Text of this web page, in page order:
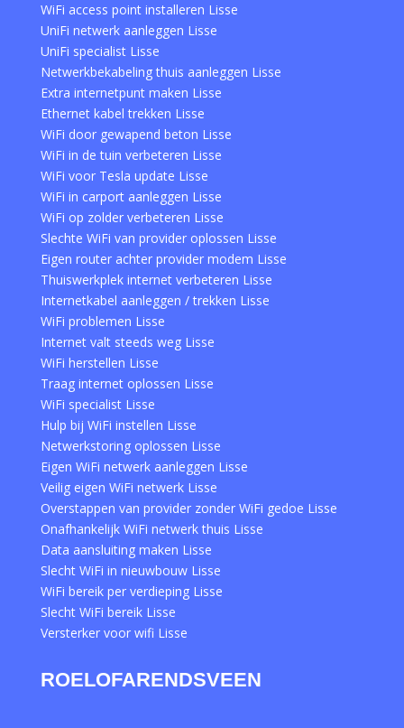
WiFi access point installeren Lisse
UniFi netwerk aanleggen Lisse
UniFi specialist Lisse
Netwerkbekabeling thuis aanleggen Lisse
Extra internetpunt maken Lisse
Ethernet kabel trekken Lisse
WiFi door gewapend beton Lisse
WiFi in de tuin verbeteren Lisse
WiFi voor Tesla update Lisse
WiFi in carport aanleggen Lisse
WiFi op zolder verbeteren Lisse
Slechte WiFi van provider oplossen Lisse
Eigen router achter provider modem Lisse
Thuiswerkplek internet verbeteren Lisse
Internetkabel aanleggen / trekken Lisse
WiFi problemen Lisse
Internet valt steeds weg Lisse
WiFi herstellen Lisse
Traag internet oplossen Lisse
WiFi specialist Lisse
Hulp bij WiFi instellen Lisse
Netwerkstoring oplossen Lisse
Eigen WiFi netwerk aanleggen Lisse
Veilig eigen WiFi netwerk Lisse
Overstappen van provider zonder WiFi gedoe Lisse
Onafhankelijk WiFi netwerk thuis Lisse
Data aansluiting maken Lisse
Slecht WiFi in nieuwbouw Lisse
WiFi bereik per verdieping Lisse
Slecht WiFi bereik Lisse
Versterker voor wifi Lisse
ROELOFARENDSVEEN